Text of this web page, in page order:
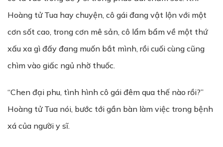
Hoàng tử Tua hay chuyện, cô gái đang vật lộn với một
cơn sốt cao, trong cơn mê sản, cô lẩm bẩm về một thứ
xấu xa gì đấy đang muốn bắt mình, rồi cuối cùng cũng
chìm vào giấc ngủ nhờ thuốc.
“Chen đại phu, tình hình cô gái đêm qua thế nào rồi?”
Hoàng tử Tua nói, bước tới gần bàn làm việc trong bệnh
xá của người y sĩ.